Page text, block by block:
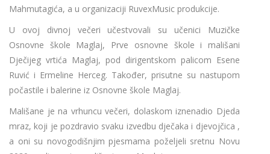
Mahmutagića, a u organizaciji RuvexMusic produkcije.
U ovoj divnoj večeri učestvovali su učenici Muzičke
Osnovne škole Maglaj, Prve osnovne škole i mališani
Dječijeg vrtića Maglaj, pod dirigentskom palicom Esene
Ruvić i Ermeline Herceg. Također, prisutne su nastupom
počastile i balerine iz Osnovne škole Maglaj.
Mališane je na vrhuncu večeri, dolaskom iznenadio Djeda
mraz, koji je pozdravio svaku izvedbu dječaka i djevojčica ,
a oni su novogodišnjim pjesmama poželjeli sretnu Novu